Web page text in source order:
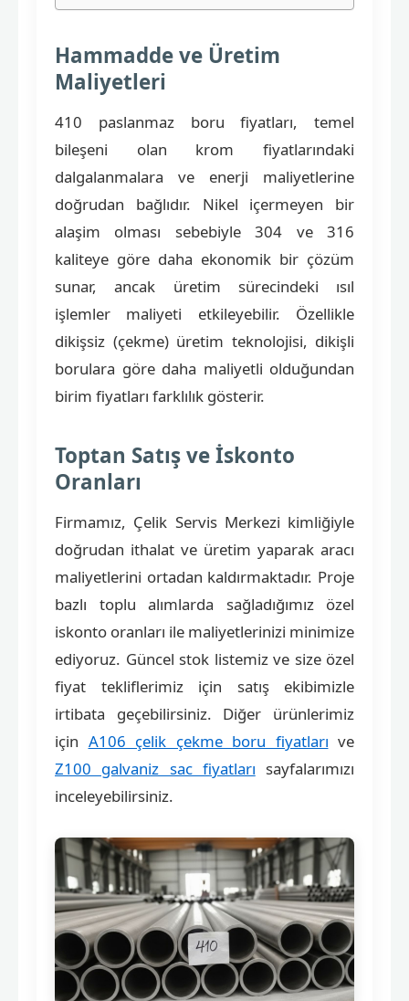
Hammadde ve Üretim
Maliyetleri
410 paslanmaz boru fiyatları, temel
bileşeni olan krom fiyatlarındaki
dalgalanmalara ve enerji maliyetlerine
doğrudan bağlıdır. Nikel içermeyen bir
alaşim olması sebebiyle 304 ve 316
kaliteye göre daha ekonomik bir çözüm
sunar, ancak üretim sürecindeki ısıl
işlemler maliyeti etkileyebilir. Özellikle
dikişsiz (çekme) üretim teknolojisi, dikişli
borulara göre daha maliyetli olduğundan
birim fiyatları farklılık gösterir.
Toptan Satış ve İskonto
Oranları
Firmamız, Çelik Servis Merkezi kimliğiyle
doğrudan ithalat ve üretim yaparak aracı
maliyetlerini ortadan kaldırmaktadır. Proje
bazlı toplu alımlarda sağladığımız özel
iskonto oranları ile maliyetlerinizi minimize
ediyoruz. Güncel stok listemiz ve size özel
fiyat tekliflerimiz için satış ekibimizle
irtibata geçebilirsiniz. Diğer ürünlerimiz
için A106 çelik çekme boru fiyatları ve
Z100 galvaniz sac fiyatları sayfalarımızı
inceleyebilirsiniz.